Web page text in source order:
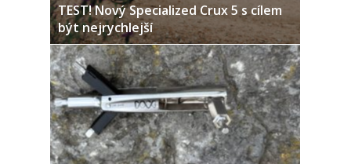
TEST! Nový Specialized Crux 5 s cílem
být nejrychlejší